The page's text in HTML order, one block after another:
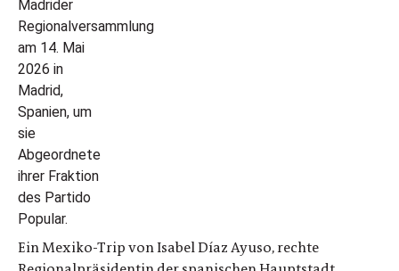
Ein Mexiko-Trip von Isabel Díaz Ayuso, rechte